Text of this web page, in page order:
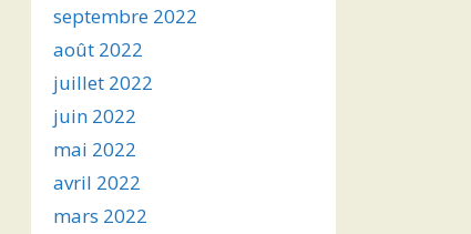
septembre 2022
août 2022
juillet 2022
juin 2022
mai 2022
avril 2022
mars 2022